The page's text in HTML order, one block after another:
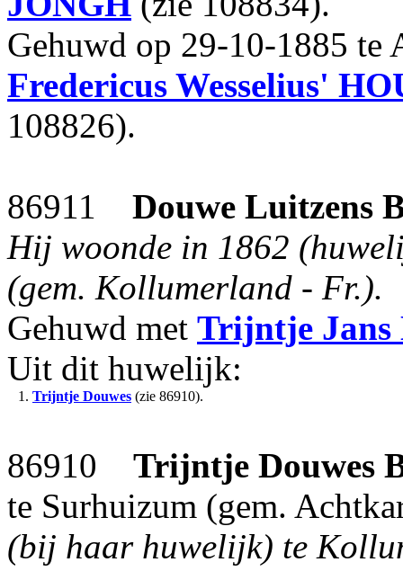
Gehuwd op 29-10-1885
Fredericus Wesselius'
108826).
86911 Douwe Luitzens
Hij woonde in 1862
(gem. Kollumerland - Fr.).
Gehuwd met Trijntje Jans
Uit dit huwelijk:
1. Trijntje Douwes (zie 86910).
86910 Trijntje Douwes
te Surhuizum (gem.
(bij haar huwelijk) te